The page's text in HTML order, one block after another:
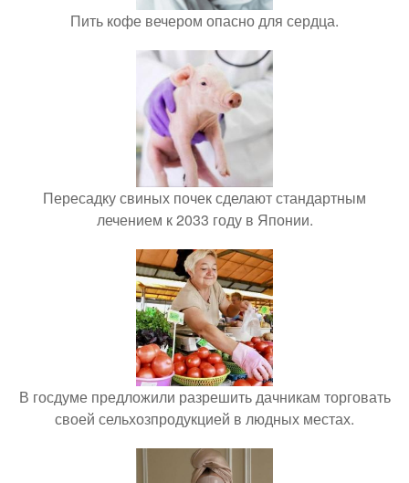
Пить кофе вечером опасно для сердца.
Пересадку свиных почек сделают стандартным
лечением к 2033 году в Японии.
В госдуме предложили разрешить дачникам торговать
своей сельхозпродукцией в людных местах.